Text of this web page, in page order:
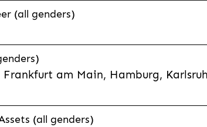
(all genders)
Frankfurt am Main, Hamburg,
(all genders)